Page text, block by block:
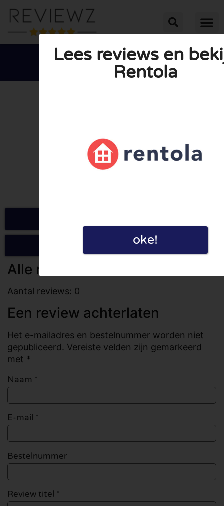
 
Schrijf een review
Alle reviews
Aantal reviews: 0
Een review achterlaten
Het e-mailadres en bestelnummer worden niet
gepubliceerd. Vereiste velden zijn gemarkeerd
met *
Naam *
E-mail *
Bestelnummer
Review titel *
Lees reviews en
Rentola
oke!